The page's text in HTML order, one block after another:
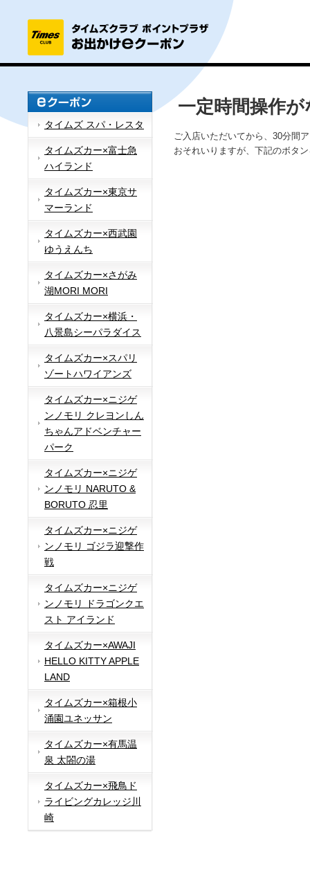
タイムズ スパ・レスタ
タイムズカー×富士急
ハイランド
タイムズカー×東京サ
マーランド
タイムズカー×西武園
ゆうえんち
タイムズカー×さがみ
湖MORI MORI
タイムズカー×横浜・
八景島シーパラダイス
タイムズカー×スパリ
ゾートハワイアンズ
タイムズカー×ニジゲ
ンノモリ クレヨンしん
ちゃんアドベンチャー
パーク
タイムズカー×ニジゲ
ンノモリ NARUTO &
BORUTO 忍里
タイムズカー×ニジゲ
ンノモリ ゴジラ迎撃作
戦
タイムズカー×ニジゲ
ンノモリ ドラゴンクエ
スト アイランド
タイムズカー×AWAJI
HELLO KITTY APPLE
LAND
タイムズカー×箱根小
涌園ユネッサン
タイムズカー×有馬温
泉 太閤の湯
タイムズカー×飛鳥ド
ライビングカレッジ川
崎
一定時間操作
ご入店いただいてから、30分間
おそれいりますが、下記のボタ